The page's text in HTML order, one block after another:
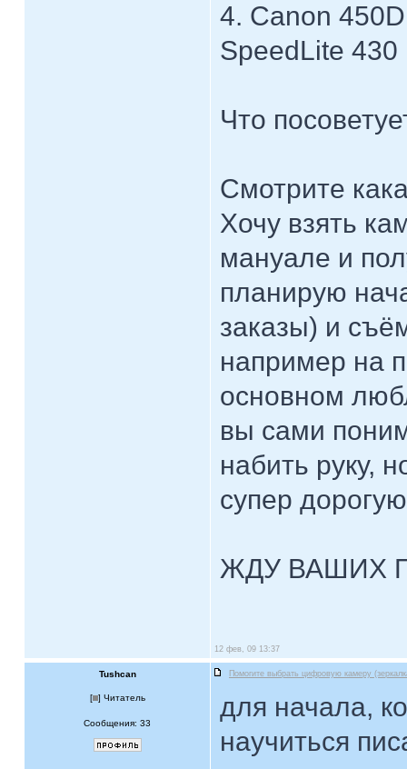
4. Canon
SpeedLite 430
Что
Смотрите
Хочу взять
мануале и
планирую
заказы) и
например на
основном
вы сами
набить руку,
супер
ЖДУ ВАШИХ
12 фев, 09 13:37
Tushcan Помогите выбрать цифровую камеру
[ ] Читатель
Сообщения: 33
для начала,
научиться